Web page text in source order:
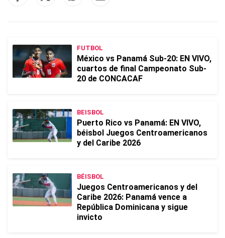
FUTBOL
México vs Panamá Sub-20: EN VIVO,
cuartos de final Campeonato Sub-
20 de CONCACAF
BEISBOL
Puerto Rico vs Panamá: EN VIVO,
béisbol Juegos Centroamericanos
y del Caribe 2026
BÉISBOL
Juegos Centroamericanos y del
Caribe 2026: Panamá vence a
República Dominicana y sigue
invicto